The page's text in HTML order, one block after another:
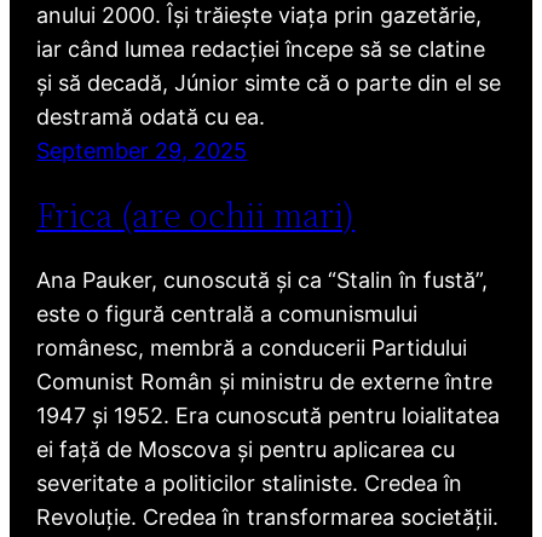
anului 2000. Își trăiește viața prin gazetărie,
iar când lumea redacției începe să se clatine
și să decadă, Júnior simte că o parte din el se
destramă odată cu ea.
September 29, 2025
Frica (are ochii mari)
Ana Pauker, cunoscută și ca “Stalin în fustă”,
este o figură centrală a comunismului
românesc, membră a conducerii Partidului
Comunist Român și ministru de externe între
1947 și 1952. Era cunoscută pentru loialitatea
ei față de Moscova și pentru aplicarea cu
severitate a politicilor staliniste. Credea în
Revoluție. Credea în transformarea societății.